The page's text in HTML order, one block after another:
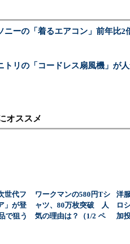
ニーの「着るエアコン」前年比2
トリの「コードレス扇風機」が
オススメ
世代フ
」が登
で狙う
ワークマンの580円Tシ
ャツ、80万枚突破 人
気の理由は？（1/2 ペ
洋
ロ
加